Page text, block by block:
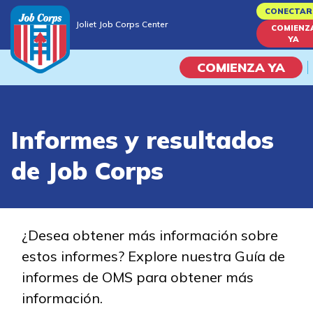
to
content
Joliet Job Corps Center
YA
COMIENZA YA
Vida En El Campus
Habilidades académicas
Estudiar
Programas de
Informes y resultados
de Job Corps
¿Desea obtener más información sobre
estos informes? Explore nuestra Guía de
informes de OMS para obtener más
información.